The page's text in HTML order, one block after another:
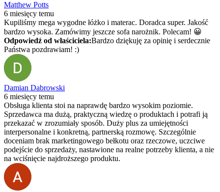
Matthew Potts
6 miesięcy temu
Kupiliśmy mega wygodne łóżko i materac. Doradca super. Jakość
bardzo wysoka. Zamówimy jeszcze sofa narożnik. Polecam! 😀
Odpowiedź od właściciela:Bardzo dziękuję za opinię i serdecznie
Państwa pozdrawiam! :)
Damian Dabrowski
6 miesięcy temu
Obsługa klienta stoi na naprawdę bardzo wysokim poziomie.
Sprzedawca ma dużą, praktyczną wiedzę o produktach i potrafi ją
przekazać w zrozumiały sposób. Duży plus za umiejętności
interpersonalne i konkretną, partnerską rozmowę. Szczególnie
doceniam brak marketingowego bełkotu oraz rzeczowe, uczciwe
podejście do sprzedaży, nastawione na realne potrzeby klienta, a nie
na wciśnięcie najdroższego produktu.